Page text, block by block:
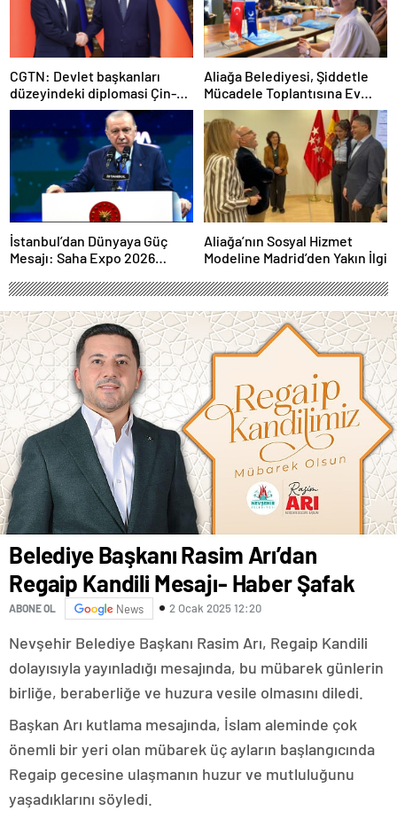
CGTN: Devlet başkanları
düzeyindeki diplomasi Çin-
Rusya arasındaki büyüyen
ortaklığı güçlendiriyor
Aliağa Belediyesi, Şiddetle
Mücadele Toplantısına Ev
Sahipliği Yaptı
İstanbul’dan Dünyaya Güç
Mesajı: Saha Expo 2026
Aliağa’nın Sosyal Hizmet
Modeline Madrid’den Yakın İlgi
Belediye Başkanı Rasim Arı’dan
Regaip Kandili Mesajı- Haber Şafak
ABONE OL News 2 Ocak 2025 12:20
Nevşehir Belediye Başkanı Rasim Arı, Regaip Kandili
dolayısıyla yayınladığı mesajında, bu mübarek günlerin
birliğe, beraberliğe ve huzura vesile olmasını diledi.
Başkan Arı kutlama mesajında, İslam aleminde çok
önemli bir yeri olan mübarek üç ayların başlangıcında
Regaip gecesine ulaşmanın huzur ve mutluluğunu
yaşadıklarını söyledi.